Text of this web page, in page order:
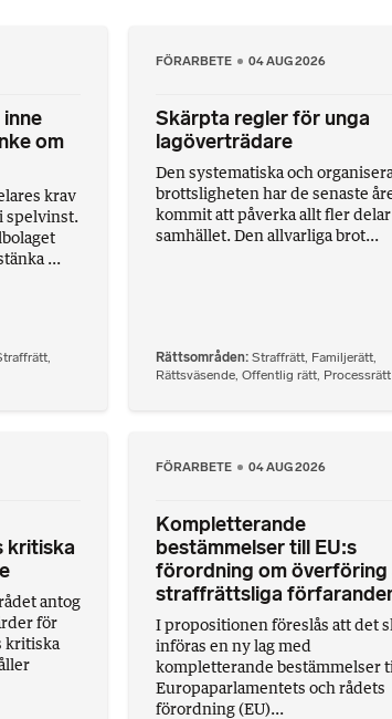
om
krav
spelvinst.
...
,
FÖRARBETE 04 AUG 2026
Skärpta regler för unga
lagöverträdare
Den systematiska och
brottsligheten har de senaste
kommit att påverka allt fler
samhället. Den allvarliga brot...
Rättsområden Straffrätt Familjerätt
Rättsväsende Offentlig rätt Processrätt
kritiska
antog
för
kritiska
FÖRARBETE 04 AUG 2026
Kompletterande
bestämmelser till EU:s
förordning om överföring
straffrättsliga
I propositionen föreslås att det
införas en ny lag med
kompletterande bestämmelser
Europaparlamentets och rådets
förordning (EU)...